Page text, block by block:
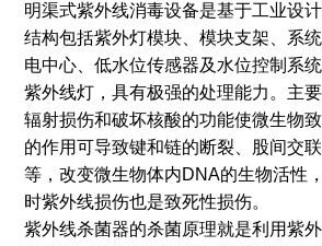
明渠式紫外线消毒设备是基于工业设
结构包括紫外灯模块、模块支架、系
电中心、低水位传感器及水位控制系
紫外线灯，具有极强的处理能力。主
辐射损伤和破坏核酸的功能使微生物
的作用可导致键和链的断裂、股间交
等，改变微生物体内DNA的生物活性
时紫外线损伤也是致死性损伤。
紫外线杀菌器的杀菌原理就是利用紫